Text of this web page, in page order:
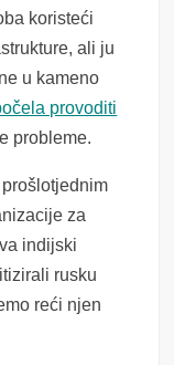
koristeći
ali ju
u kameno
provoditi
probleme.
za
indijski
rusku
reći njen